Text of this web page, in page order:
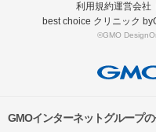
利用規約運営会社
best choice クリニック
©GMO
GMOインターネットグループ